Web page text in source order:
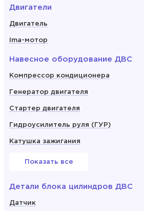
Двигатели
Двигатель
Ima-мотор
Навесное оборудование ДВС
Компрессор кондиционера
Генератор двигателя
Стартер двигателя
Гидроусилитель руля (ГУР)
Катушка зажигания
Показать все
Детали блока цилиндров ДВС
Датчик